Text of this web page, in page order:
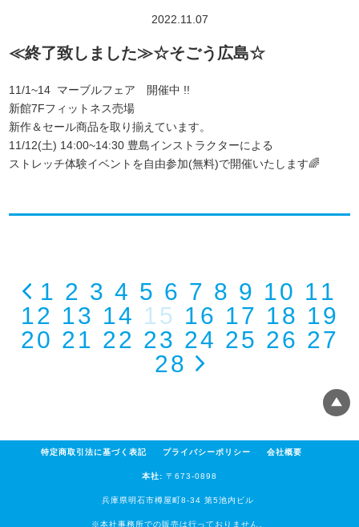
2022.11.07
≪終了致しました≫☆そごう広島☆
11/1~14 マーブルフェア 開催中 !!
新館7Fフィットネス売場
新作＆セール商品を取り揃えています。
11/12(土) 14:00~14:30 豊島インストラクターによる
ストレッチ体験イベントを自由参加(無料)で開催いたします🌈
1 2 3 4 5 6 7 8 9 10 11
12 13 14 15 16 17 18 19
20 21 22 23 24 25 26 27
28
特定商取引法に基づく表記 プライバシーポリシー 会社概要
本社: 〒673-0898
兵庫県明石市樽屋町8-34 第5池内ビル
※本社事務所での販売は行っておりません。